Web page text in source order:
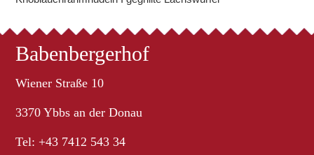
Babenbergerhof
Wiener Straße 10
3370 Ybbs an der Donau
Tel: +43 7412 543 34